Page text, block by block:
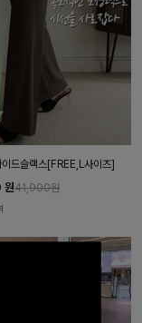
드슬랙스[FREE,L사이즈]
원41,900원